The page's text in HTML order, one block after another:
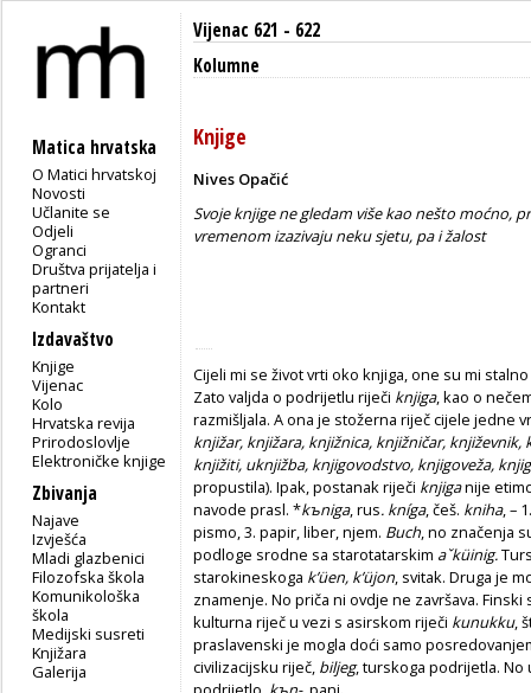
Matica hrvatska
O Matici hrvatskoj
Novosti
Učlanite se
Odjeli
Ogranci
Društva prijatelja i
partneri
Kontakt
Izdavaštvo
Knjige
Vijenac
Kolo
Hrvatska revija
Prirodoslovlje
Elektroničke knjige
Zbivanja
Najave
Izvješća
Mladi glazbenici
Filozofska škola
Komunikološka
škola
Medijski susreti
Knjižara
Galerija
Vijenac 621 - 622
Kolumne
Knjige
Nives Opačić
Svoje knjige ne gledam više kao nešto moćno,
vremenom izazivaju neku sjetu, pa i žalost
Cijeli mi se život vrti oko knjiga, one su mi
Zato valjda o podrijetlu riječi knjiga, kao o
razmišljala. A ona je stožerna riječ cijele jedne
knjižar, knjižara, knjižnica, knjižničar,
knjižiti, uknjižba, knjigovodstvo, knjigoveža,
propustila). Ipak, postanak riječi knjiganije
navode prasl. *kъniga, rus. kníga, češ. kniha, –
pismo, 3. papir, liber, njem. Buch no značenja
podloge srodne sa starotatarskim aˇküinig.
starokineskoga k’üen, k’üjon svitak. Druga je
znamenje. No priča ni ovdje ne završava.
kulturna riječ u vezi s asirskom riječi kunuk­ku,
praslavenski je mogla doći samo
civilizacijsku riječ, biljeg, turskoga podrijetla. No